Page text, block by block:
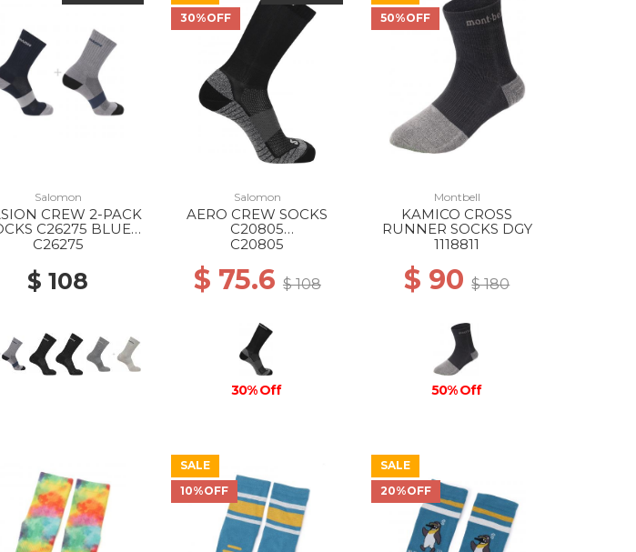
Salomon
CREW 2-PACK
C26275 BLUE
MONUMENT
C26275
$ 108
30%OFF
Salomon
AERO CREW SOCKS
C20805
BLACK/EBONY/PEARL
C20805
$ 75.6 $ 108
30% Off
50%OFF
Montbell
KAMICO CROSS
RUNNER SOCKS DGY
1118811
$ 90$ 180
50% Off
SALE
10%OFF
SALE
20%OFF